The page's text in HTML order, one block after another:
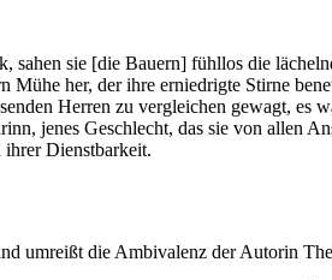
sie [die Bauern] fühllos die
Mühe her, der ihre erniedrigte Stirne
Herren zu vergleichen gewagt,
jenes Geschlecht, das sie von allen
Dienstbarkeit.
umreißt die Ambivalenz der Autorin